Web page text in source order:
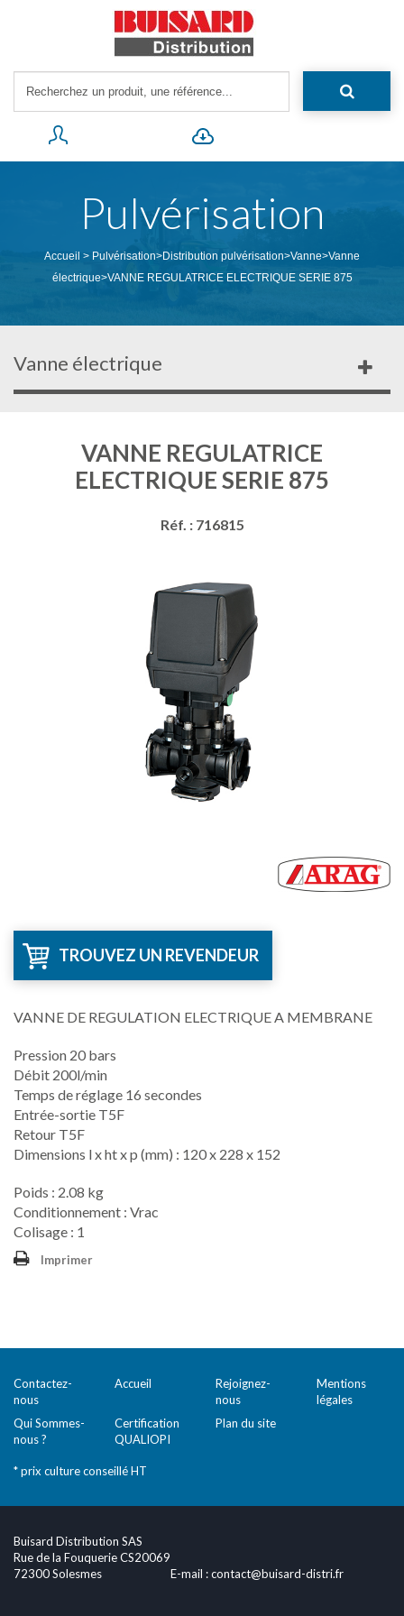
Pulvérisation
Accueil > Pulvérisation>Distribution pulvérisation>Vanne>Vanne
électrique>VANNE REGULATRICE ELECTRIQUE SERIE 875
Vanne électrique
VANNE REGULATRICE
ELECTRIQUE SERIE 875
Réf. : 716815
TROUVEZ UN REVENDEUR
VANNE DE REGULATION ELECTRIQUE A MEMBRANE
Pression 20 bars
Débit 200l/min
Temps de réglage 16 secondes
Entrée-sortie T5F
Retour T5F
Dimensions l x ht x p (mm) : 120 x 228 x 152
Poids : 2.08 kg
Conditionnement : Vrac
Colisage : 1
Imprimer
Contactez-
nous
Accueil
Rejoignez-
nous
Mentions
légales
Qui Sommes-
nous ?
Certification
QUALIOPI
Plan du site
* prix culture conseillé HT
Buisard Distribution SAS
Rue de la Fouquerie CS20069
72300 Solesmes
E-mail :contact@buisard-distri.fr